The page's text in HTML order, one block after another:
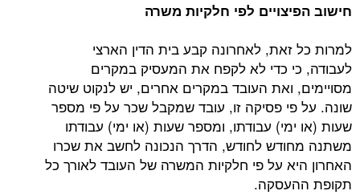
חישוב הפיצויים לפי חלקיות משרה
למרות כל זאת, לאחרונה קבע בית הדין הארצי
לעבודה, כי כדי לא לקפח את המעסיק במקרים
מסויימים, ואת העובד במקרים אחרים, יש לנקוט שיטה
שונה. על פי פסיקה זו, עובד שמקבל שכר על פי מספר
שעות (או ימי) עבודתו, ומספר שעות (או ימי) עבודתו
משתנה מחודש לחודש, הדרך הנכונה לחשב את שכרו
האחרון היא על פי חלקיות המשרה של העובד לאורך כל
תקופת ההעסקה.